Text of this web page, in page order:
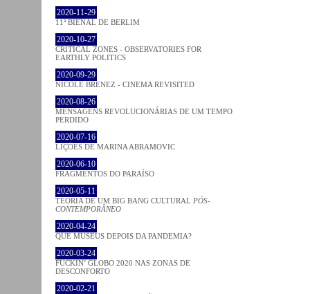
2020-11-29
11ª BIENAL DE BERLIM
2020-10-27
CRITICAL ZONES - OBSERVATORIES FOR
EARTHLY POLITICS
2020-09-29
NICOLE BRENEZ - CINEMA REVISITED
2020-08-26
MENSAGENS REVOLUCIONÁRIAS DE UM TEMPO
PERDIDO
2020-07-16
LIÇÕES DE MARINA ABRAMOVIC
2020-06-10
FRAGMENTOS DO PARAÍSO
2020-05-11
TEORIA DE UM BIG BANG CULTURAL PÓS-
CONTEMPORÂNEO
2020-04-24
QUE MUSEUS DEPOIS DA PANDEMIA?
2020-03-24
FUCKIN’ GLOBO 2020 NAS ZONAS DE
DESCONFORTO
2020-02-21